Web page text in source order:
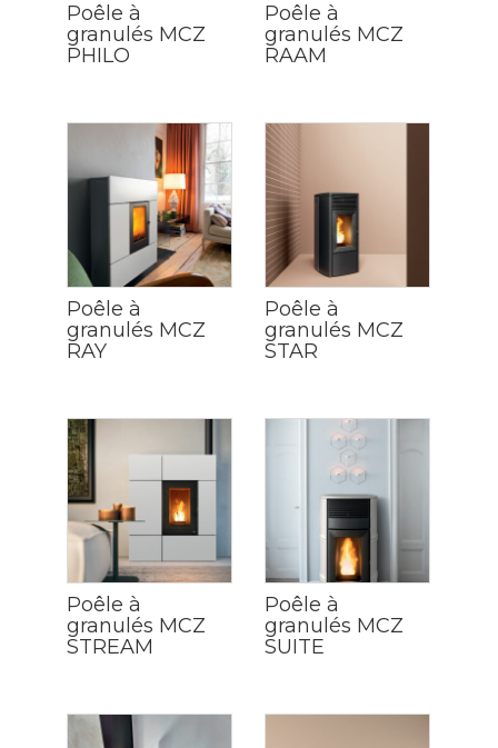
Poêle à
granulés MCZ
PHILO
Poêle à
granulés MCZ
RAAM
Poêle à
granulés MCZ
RAY
Poêle à
granulés MCZ
STAR
Poêle à
granulés MCZ
STREAM
Poêle à
granulés MCZ
SUITE